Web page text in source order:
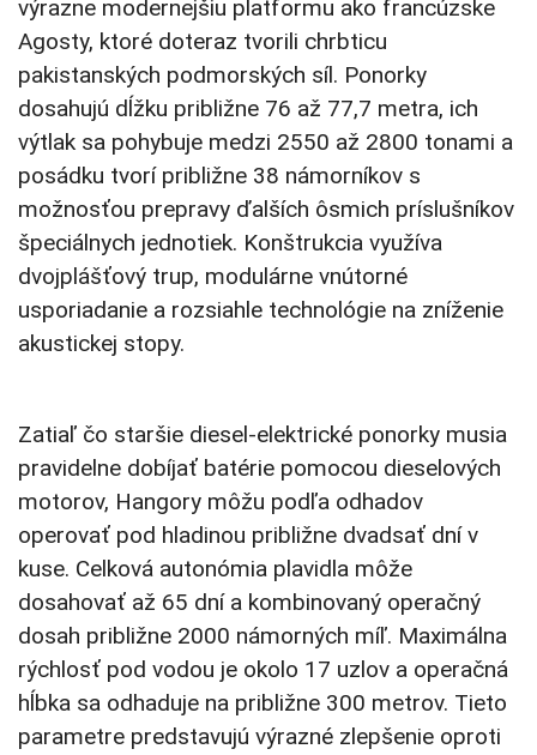
výrazne modernejšiu platformu ako francúzske
Agosty, ktoré doteraz tvorili chrbticu
pakistanských podmorských síl. Ponorky
dosahujú dĺžku približne 76 až 77,7 metra, ich
výtlak sa pohybuje medzi 2550 až 2800 tonami a
posádku tvorí približne 38 námorníkov s
možnosťou prepravy ďalších ôsmich príslušníkov
špeciálnych jednotiek. Konštrukcia využíva
dvojplášťový trup, modulárne vnútorné
usporiadanie a rozsiahle technológie na zníženie
akustickej stopy.
Zatiaľ čo staršie diesel-elektrické ponorky musia
pravidelne dobíjať batérie pomocou dieselových
motorov, Hangory môžu podľa odhadov
operovať pod hladinou približne dvadsať dní v
kuse. Celková autonómia plavidla môže
dosahovať až 65 dní a kombinovaný operačný
dosah približne 2000 námorných míľ. Maximálna
rýchlosť pod vodou je okolo 17 uzlov a operačná
hĺbka sa odhaduje na približne 300 metrov. Tieto
parametre predstavujú výrazné zlepšenie oproti